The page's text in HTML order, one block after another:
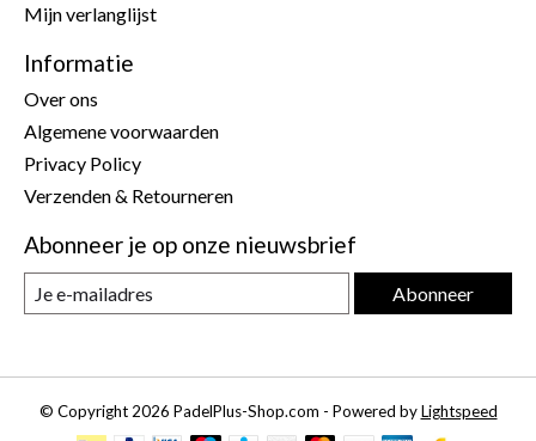
Mijn verlanglijst
Informatie
Over ons
Algemene voorwaarden
Privacy Policy
Verzenden & Retourneren
Abonneer je op onze nieuwsbrief
Abonneer
© Copyright 2026 PadelPlus-Shop.com - Powered byLightspeed